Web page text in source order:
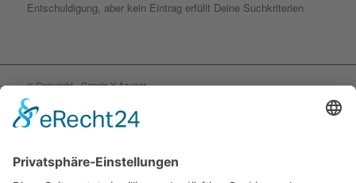
Entschuldigung, aber kein Eintrag erfüllt Deine Suchkriterien
© Copyright - Canela Y Azucar